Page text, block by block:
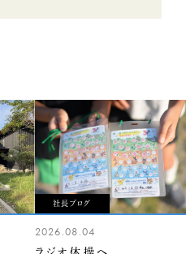
社長ブログ
2026.08.04